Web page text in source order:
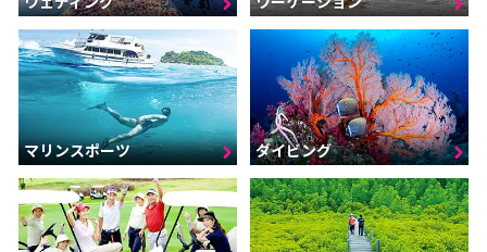
マリンスポーツ ダイビング